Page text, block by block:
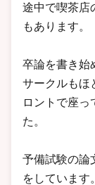
途中で喫茶店
もあります。
卒論を書き始
サークルもほ
ロントで座っ
た。
予備試験の論
をしています